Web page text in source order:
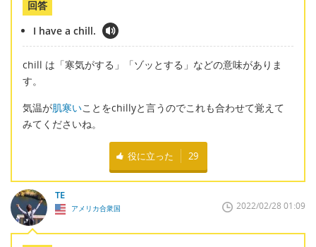
回答
I have a chill.
chill は「寒気がする」「ゾッとする」などの意味がありま
す。
気温が肌寒いことをchillyと言うのでこれも合わせて覚えて
みてくださいね。
役に立った 29
TE
アメリカ合衆国 2022/02/28 01:09